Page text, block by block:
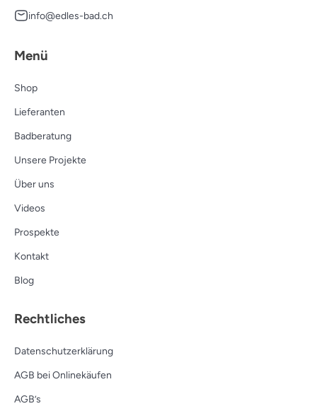
info@edles-bad.ch
Menü
Shop
Lieferanten
Badberatung
Unsere Projekte
Über uns
Videos
Prospekte
Kontakt
Blog
Rechtliches
Datenschutzerklärung
AGB bei Onlinekäufen
AGB’s